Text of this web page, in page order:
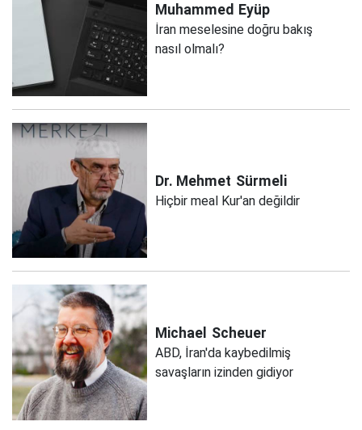
Muhammed Eyüp
İran meselesine doğru bakış
nasıl olmalı?
Dr. Mehmet Sürmeli
Hiçbir meal Kur'an değildir
Michael Scheuer
ABD, İran'da kaybedilmiş
savaşların izinden gidiyor